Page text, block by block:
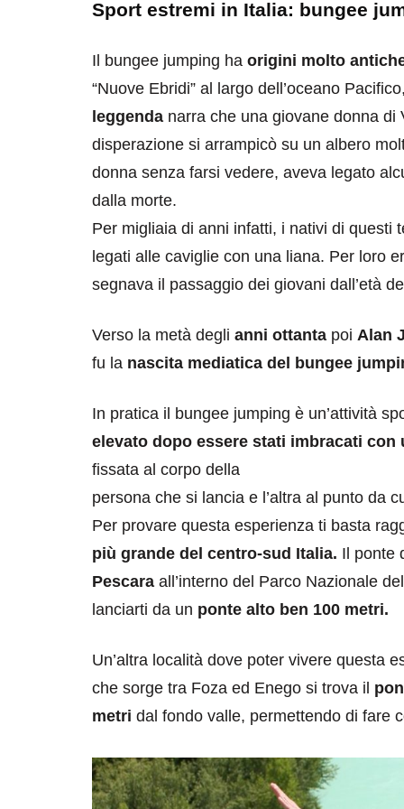
Sport estremi in Italia: bungee
Il bungee jumping ha origini molto
“Nuove Ebridi” al largo dell’oceano
leggenda narra che una giovane donna
disperazione si arrampicò su un albero
donna senza farsi vedere, aveva legato
dalla morte.
Per migliaia di anni infatti, i nativi di questi
legati alle caviglie con una liana. Per loro
segnava il passaggio dei giovani dall’età
Verso la metà degli anni ottanta poi Alan
fu la nascita mediatica del bungee
In pratica il bungee jumping è un’attività
elevato dopo essere stati imbracati con
fissata al corpo della
persona che si lancia e l’altra al punto da
Per provare questa esperienza ti basta
più grande del centro-sud Italia. Il ponte
Pescara all’interno del Parco Nazionale
lanciarti da un ponte alto ben 100 metri.
Un’altra località dove poter vivere questa
che sorge tra Foza ed Enego si trova il
metri dal fondo valle, permettendo di fare